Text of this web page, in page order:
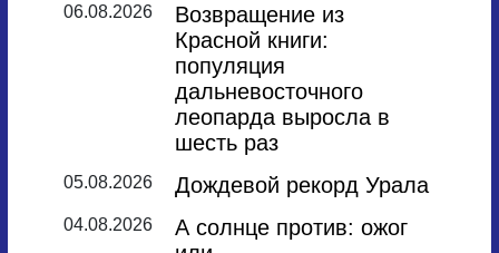
06.08.2026
Возвращение из
Красной книги:
популяция
дальневосточного
леопарда выросла в
шесть раз
05.08.2026 Дождевой рекорд Урала
04.08.2026
А солнце против: ожог